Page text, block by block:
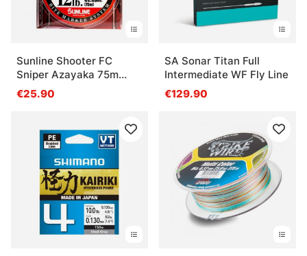
Sunline Shooter FC
Sniper Azayaka 75m
Multi Color
€25.90
SA Sonar Titan Full
Intermediate WF Fly Line
€129.90